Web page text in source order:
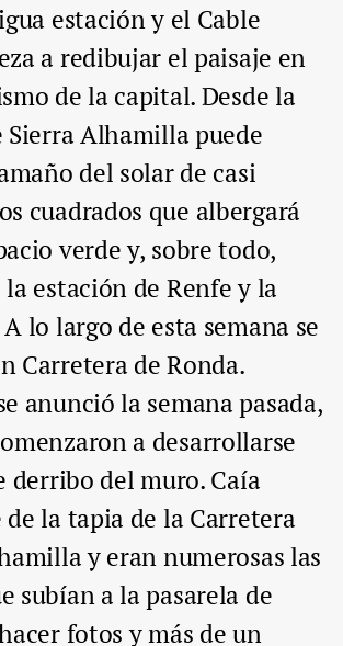
estación y el Cable
a redibujar el paisaje en
de la capital. Desde la
Sierra Alhamilla puede
del solar de casi
cuadrados que albergará
verde y, sobre todo,
la estación de Renfe y la
lo largo de esta semana se
Carretera de Ronda.
anunció la semana pasada,
a desarrollarse
derribo del muro. Caía
la tapia de la Carretera
y eran numerosas las
subían a la pasarela de
fotos y más de un